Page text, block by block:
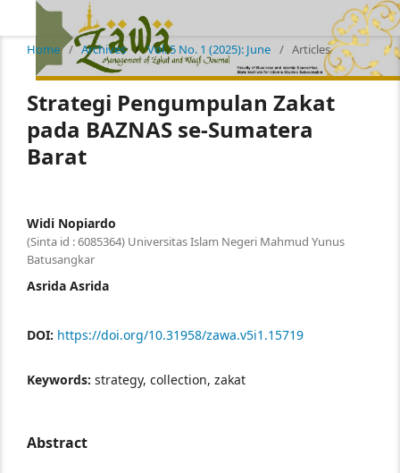
Home / Archives / Vol. 5 No. 1 (2025): June / Articles
Strategi Pengumpulan Zakat
pada BAZNAS se-Sumatera
Barat
Widi Nopiardo
(Sinta id : 6085364) Universitas Islam Negeri Mahmud Yunus
Batusangkar
Asrida Asrida
DOI: https://doi.org/10.31958/zawa.v5i1.15719
Keywords: strategy, collection, zakat
Abstract